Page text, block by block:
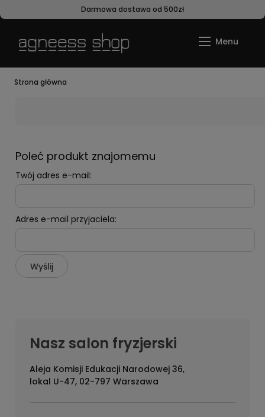
Darmowa dostawa od 500zł
Strona główna
Poleć produkt znajomemu
Twój adres e-mail:
Adres e-mail przyjaciela:
Wyślij
Nasz salon fryzjerski
Aleja Komisji Edukacji Narodowej 36,
lokal U-47, 02-797 Warszawa